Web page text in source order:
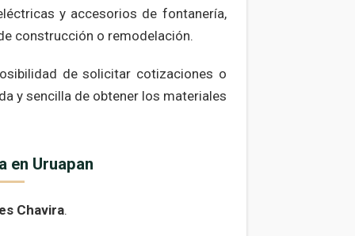
y accesorios de fontanería,
construcción o remodelación.
de solicitar cotizaciones o
y sencilla de obtener los materiales
en Uruapan
Chavira.